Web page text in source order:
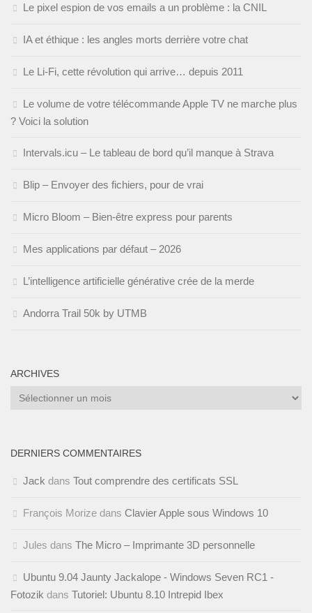
Le pixel espion de vos emails a un problème : la CNIL
IA et éthique : les angles morts derrière votre chat
Le Li-Fi, cette révolution qui arrive… depuis 2011
Le volume de votre télécommande Apple TV ne marche plus
? Voici la solution
Intervals.icu – Le tableau de bord qu’il manque à Strava
Blip – Envoyer des fichiers, pour de vrai
Micro Bloom – Bien-être express pour parents
Mes applications par défaut – 2026
L’intelligence artificielle générative crée de la merde
Andorra Trail 50k by UTMB
ARCHIVES
Archives
DERNIERS COMMENTAIRES
Jack dans Tout comprendre des certificats SSL
François Morize dans Clavier Apple sous Windows 10
Jules dans The Micro – Imprimante 3D personnelle
Ubuntu 9.04 Jaunty Jackalope - Windows Seven RC1 -
Fotozik dans Tutoriel: Ubuntu 8.10 Intrepid Ibex